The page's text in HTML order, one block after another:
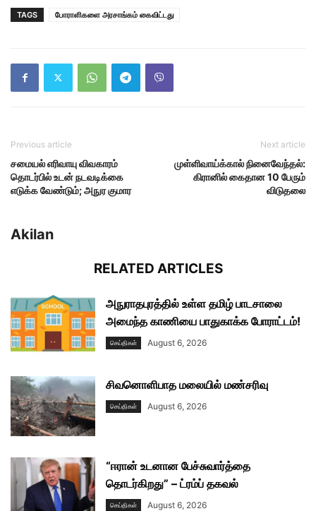
TAGS போராளிகளை அரசாங்கம் கைவிட்டது
Previous article
சமையல் எரிவாயு விவகாரம்
தொடர்பில் உடன் நடவடிக்கை
எடுக்க வேண்டும்; அநுர குமார
Next article
முள்ளிவாய்க்கால் நினைவேந்தல்:
கிரானில் கைதான 10 பேரும்
விடுதலை
Akilan
RELATED ARTICLES
அநுராதபுரத்தில் உள்ள தமிழ் பாடசாலை
அமைந்த காணியை பாதுகாக்க போராட்டம்!
செய்திகள் August 6, 2026
சிவனொளிபாத மலையில் மண்சரிவு
செய்திகள் August 6, 2026
“ஈரான் உடனான பேச்சுவார்த்தை
தொடர்கிறது” – ட்ரம்ப் தகவல்
செய்திகள் August 6, 2026